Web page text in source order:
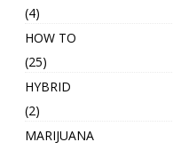
(4)
HOW TO
(25)
HYBRID
(2)
MARIJUANA